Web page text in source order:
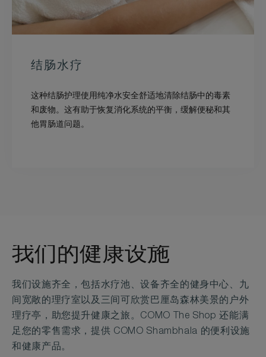
结肠水疗
这种结肠护理使用纯净水安全舒适地清除结肠中的毒素
和废物。这有助于恢复消化系统的平衡，缓解便秘和其
他胃肠道问题。
我们的健康设施
我们设施齐全，包括水疗池、设备齐全的健身中心、九
间宽敞的理疗室以及三间可欣赏巴厘岛森林美景的户外
理疗亭，助您提升健康之旅。COMO The Shop 还能满
足您的零售需求，提供 COMO Shambhala 的便利设施
和健康产品。